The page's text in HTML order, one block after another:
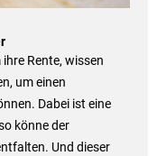
Rente, wissen
um einen
Dabei ist eine
könne der
Und dieser